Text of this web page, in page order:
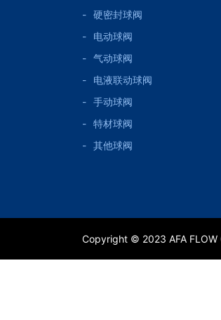
硬密封球阀
电动球阀
气动球阀
电液联动球阀
手动球阀
特材球阀
其他球阀
Copyright © 2023 AFA FLOW